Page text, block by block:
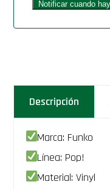
Descripción
Marca: Funko
Línea: Pop!
Material: Vinyl